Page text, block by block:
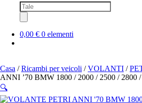
Ricerca
prodotti
0,00 € 0 elementi
Casa /Ricambi per veicoli /VOLANTI /
ANNI ’70 BMW 1800 / 2000 / 2500 / 2800
🔍